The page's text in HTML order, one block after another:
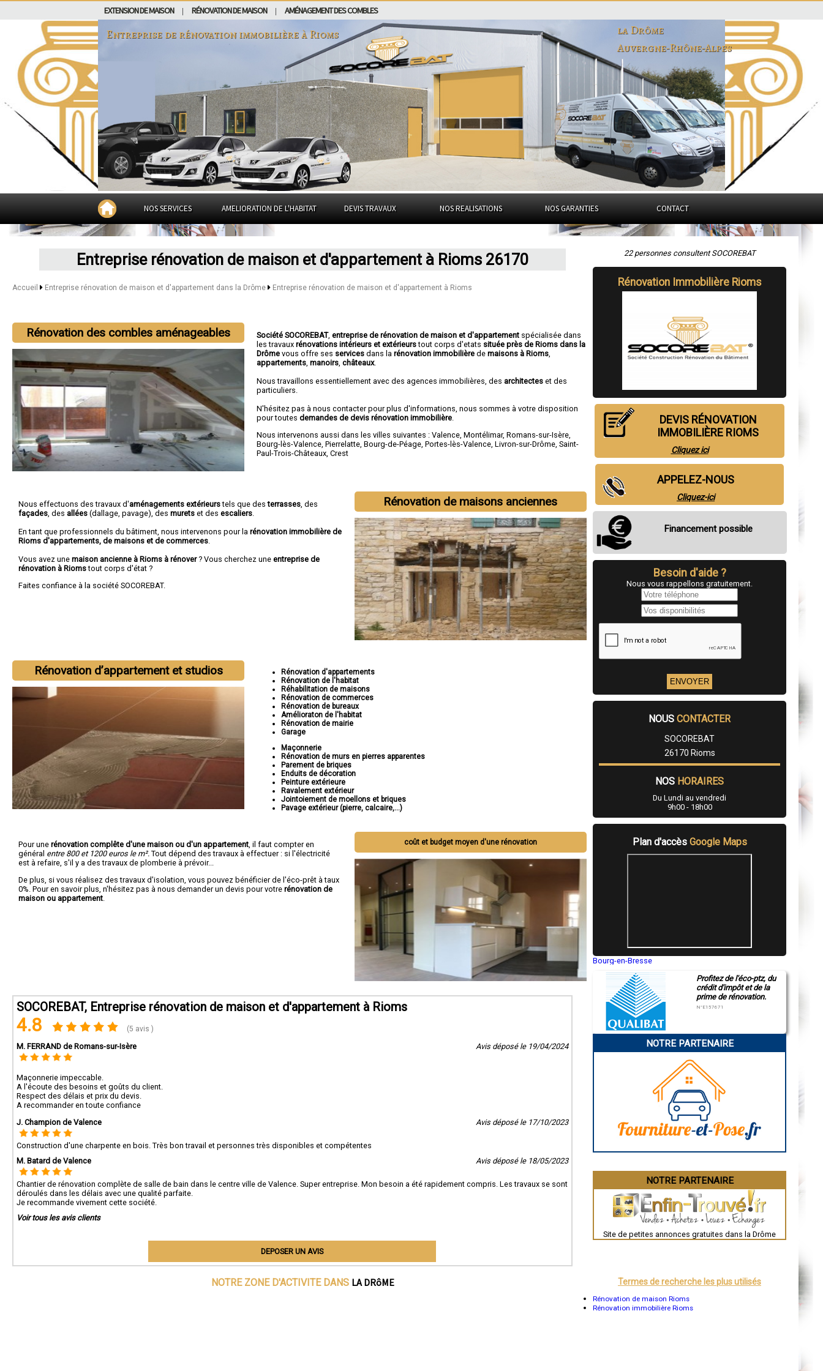
EXTENSION DE MAISON RÉNOVATION DE MAISON AMÉNAGEMENT DES COMBLES
Entreprise de rénovation immobilière àRioms
la Drôme
Auvergne-Rhône-Alpes
NOS SERVICES AMELIORATION DE L'HABITAT DEVIS TRAVAUX NOS REALISATIONS NOS GARANTIES CONTACT
Entreprise rénovation de maison et d'appartement à Rioms 26170
Accueil Entreprise rénovation de maison et d'appartement dans la Drôme Entreprise rénovation de maison et d'appartement à Rioms
Rénovation des combles aménageables Société SOCOREBAT,entreprise de rénovation de maison et d'appartement spécialisée dans
les travauxrénovations intérieurs et extérieurstout corps d'etats située près de Rioms dans la
Drômevous offre ses services dans larénovation immobilière demaisons à Rioms
appartements ,manoirs ,châteaux.
Nous travaillons essentiellement avec des agences immobilières, des architectes et des
particuliers.
N'hésitez pas à nous contacter pour plus d'informations, nous sommes à votre disposition
pour toutesdemandes de devis rénovation immobilière
Nous intervenons aussi dans les villes suivantes :Valence ,Montélimar,Romans-sur-Isère
Bourg-lès-Valence ,Pierrelatte ,Bourg-de-Péage ,Portes-lès-Valence ,Livron-sur-Drôme ,Saint-
Paul-Trois-Châteaux ,Crest
Rénovation de maisons anciennes
Nous effectuons des travaux d'aménagements extérieurstels que desterrasses , des
façades , des allées (dallage, pavage), des murets et des escaliers
En tant que professionnels du bâtiment, nous intervenons pour la rénovation immobilière de
Rioms d'appartements, de maisons et de commerces
Vous avez une maison ancienne à Rioms à rénover? Vous cherchez une entreprise de
rénovation à Riomstout corps d'état ?
Faites confiance à la société SOCOREBAT.
Rénovation d’appartement et studios
Rénovation d'appartements
Rénovation de l'habitat
Réhabilitation de maisons
Rénovation de commerces
Rénovation de bureaux
Amélioraton de l'habitat
Rénovation de mairie
Garage
Maçonnerie
Rénovation de murs en pierres apparentes
Parement de briques
Enduits de décoration
Peinture extérieure
Ravalement extérieur
Jointoiement de moellons et briques
Pavage extérieur (pierre, calcaire,...)
coût et budget moyen d'une rénovation
Pour une rénovation complête d'une maison ou d'un appartement , il faut compter en
général entre 800 et 1200 euros le m². Tout dépend des travaux à effectuer : si l'électricité
est à refaire, s'il y a des travaux de plomberie à prévoir...
De plus, si vous réalisez des travaux d'isolation, vous pouvez bénéficier de l'éco-prêt à taux
0%. Pour en savoir plus, n'hésitez pas à nous demander un devis pour votre rénovation de
maison ou appartement
SOCOREBAT, Entreprise rénovation de maison et d'appartement à Rioms
4.8 (5 avis )
M. FERRAND de Romans-sur-Isère Avis déposé le 19/04/2024
Maçonnerie impeccable.
A l'écoute des besoins et goûts du client.
Respect des délais et prix du devis.
A recommander en toute confiance
J. Champion de Valence
Avis déposé le 17/10/2023
Construction d'une charpente en bois. Très bon travail et personnes très disponibles et compétentes
M. Batard de Valence
Avis déposé le 18/05/2023
Chantier de rénovation complète de salle de bain dans le centre ville de Valence. Super entreprise. Mon besoin a été rapidement compris. Les travaux se sont
déroulés dans les délais avec une qualité parfaite.
Je recommande vivement cette société.
Voir tous les avis clients
DEPOSER UN AVIS
NOTRE ZONE D'ACTIVITE DANS LA DRôME
22 personnes consultent SOCOREBAT
Rénovation Immobilière Rioms
DEVIS RÉNOVATION
IMMOBILIÈRE RIOMS
Cliquez ici
APPELEZ-NOUS
Cliquez-ici
Financement possible
Besoin d'aide ?
Nous vous rappellons gratuitement.
NOUS CONTACTER
SOCOREBAT
26170 Rioms
NOS HORAIRES
Du Lundi au vendredi
9h00 - 18h00
Plan d'accès Google Maps
Bourg-en-Bresse
Montluçon
Manosque
Gap
Charleville-Mézières
Pamiers
Narbonne
Brive-la-Gaillarde
Guéret
Besançon
Évreux
Chartres
Nîmes
Auch
Dole
Mont-de-Marsan
Profitez de l'éco-ptz, du
crédit d'impôt et de la
prime de rénovation.
N°E157671
NOTRE PARTENAIRE
NOTRE PARTENAIRE
Site de petites annonces gratuites dans la Drôme
Termes de recherche les plus utilisés
Rénovation de maison Rioms
Rénovation immobilière Rioms